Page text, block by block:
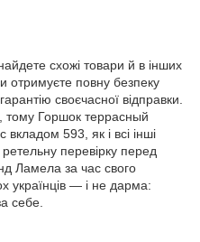
схожі товари й в інших
отримуєте повну безпеку
своєчасної відправки.
тому Горшок террасный
593, як і всі інші
ретельну перевірку перед
Ламела за час свого
українців — і не дарма:
себе.